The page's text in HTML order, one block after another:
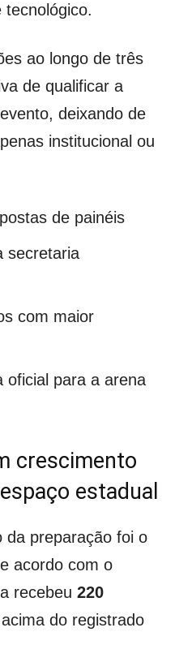
ao longo de três
de qualificar a
deixando de
institucional ou
de painéis
secretaria
com maior
oficial para a arena
crescimento
estadual
da preparação foi o
acordo com o
recebeu 220
do registrado